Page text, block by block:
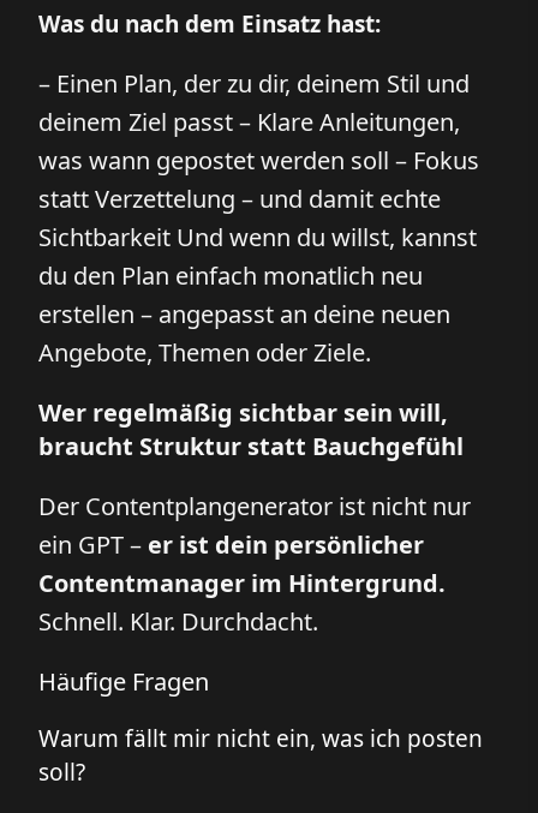
Was du nach dem Einsatz hast:
– Einen Plan, der zu dir, deinem Stil und
deinem Ziel passt – Klare Anleitungen,
was wann gepostet werden soll – Fokus
statt Verzettelung – und damit echte
Sichtbarkeit Und wenn du willst, kannst
du den Plan einfach monatlich neu
erstellen – angepasst an deine neuen
Angebote, Themen oder Ziele.
Wer regelmäßig sichtbar sein will,
braucht Struktur statt Bauchgefühl
Der Contentplangenerator ist nicht nur
ein GPT – er ist dein persönlicher
Contentmanager im Hintergrund.
Schnell. Klar. Durchdacht.
Häufige Fragen
Warum fällt mir nicht ein, was ich posten
soll?